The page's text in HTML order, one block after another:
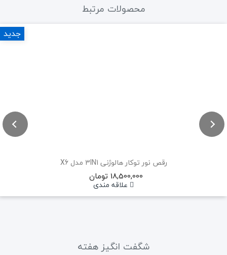
محصولات مرتبط
رقص نور توکار هالوژنی 3IN1 مدل X6
18,500,000 تومان
علاقه مندی
جدید
شگفت انگیز هفته